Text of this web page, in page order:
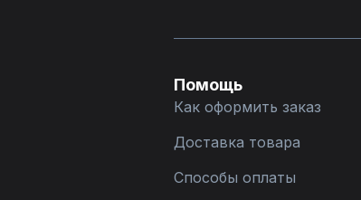
Помощь
Как оформить заказ
Доставка товара
Способы оплаты